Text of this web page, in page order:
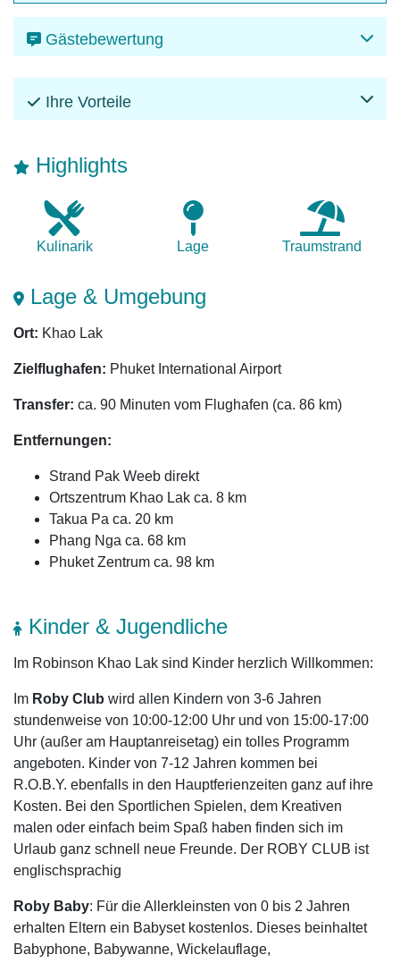
Gästebewertung
Ihre Vorteile
Highlights
Kulinarik Lage Traum­strand
Lage & Umgebung
Ort: Khao Lak
Zielflughafen: Phuket International Airport
Transfer: ca. 90 Minuten vom Flughafen (ca. 86 km)
Entfernungen:
Strand Pak Weeb direkt
Ortszentrum Khao Lak ca. 8 km
Takua Pa ca. 20 km
Phang Nga ca. 68 km
Phuket Zentrum ca. 98 km
Kinder & Jugendliche
Im Robinson Khao Lak sind Kinder herzlich Willkommen:
Im Roby Club wird allen Kindern von 3-6 Jahren
stundenweise von 10:00-12:00 Uhr und von 15:00-17:00
Uhr (außer am Hauptanreisetag) ein tolles Programm
angeboten. Kinder von 7-12 Jahren kommen bei
R.O.B.Y. ebenfalls in den Hauptferienzeiten ganz auf ihre
Kosten. Bei den Sportlichen Spielen, dem Kreativen
malen oder einfach beim Spaß haben finden sich im
Urlaub ganz schnell neue Freunde. Der ROBY CLUB ist
englischsprachig
Roby Baby: Für die Allerkleinsten von 0 bis 2 Jahren
erhalten Eltern ein Babyset kostenlos. Dieses beinhaltet
Babyphone, Babywanne, Wickelauflage,